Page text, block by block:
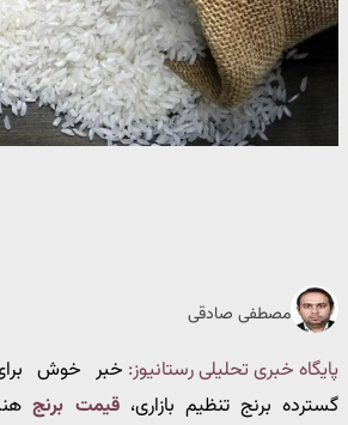
مصطفی صادقی
پایگاه خبری تحلیلی رستانیوز: خبر خوش
گسترده برنج تنظیم بازاری،قیمت برنج